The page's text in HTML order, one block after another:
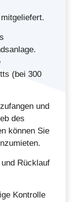
(bei 300
und
des
können Sie
Rücklauf
Kontrolle